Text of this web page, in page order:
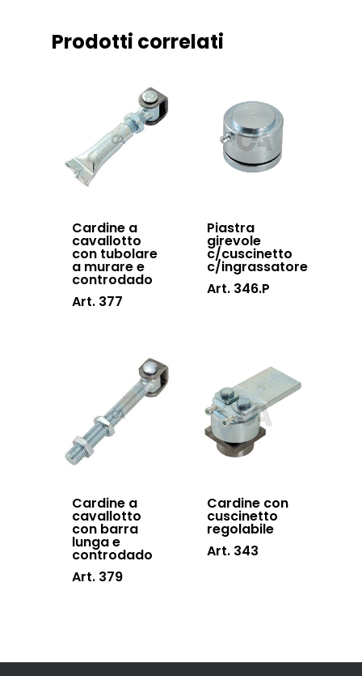
Prodotti correlati
Cardine a
cavallotto
con tubolare
a murare e
controdado
Art. 377
Piastra
girevole
c/cuscinetto
c/ingrassatore
Art. 346.P
Cardine a
cavallotto
con barra
lunga e
controdado
Art. 379
Cardine con
cuscinetto
regolabile
Art. 343
Accessori
sospesi
Swing gates
Hardware
Inox
Certificazioni